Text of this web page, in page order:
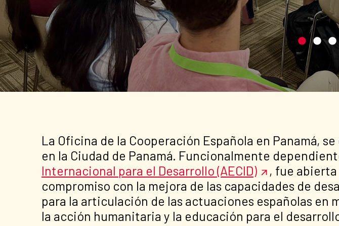
La Oficina de la Cooperación Española en Panamá,
en la Ciudad de Panamá. Funcionalmente
Internacional para el Desarrollo (AECID)
, fue
compromiso con la mejora de las capacidades de
para la articulación de las actuaciones españolas
la acción humanitaria y la educación para el